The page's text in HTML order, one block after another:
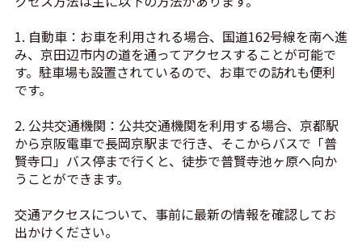
1. 自動車：お車を利用される場合、国道162号線を南へ進
み、京田辺市内の道を通ってアクセスすることが可能で
す。駐車場も設置されているので、お車での訪れも便利
です。
2. 公共交通機関：公共交通機関を利用する場合、京都駅
から京阪電車で長岡京駅まで行き、そこからバスで「普
賢寺口」バス停まで行くと、徒歩で普賢寺池ヶ原へ向か
うことができます。
交通アクセスについて、事前に最新の情報を確認してお
出かけください。